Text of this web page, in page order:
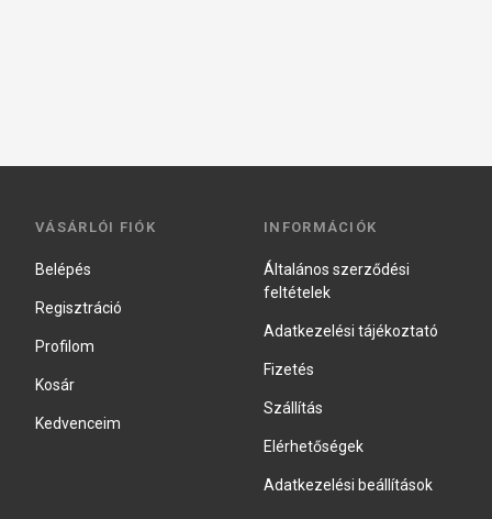
VÁSÁRLÓI FIÓK
Belépés
Regisztráció
Profilom
Kosár
Kedvenceim
INFORMÁCIÓK
Általános szerződési
feltételek
Adatkezelési tájékoztató
Fizetés
Szállítás
Elérhetőségek
Adatkezelési beállítások